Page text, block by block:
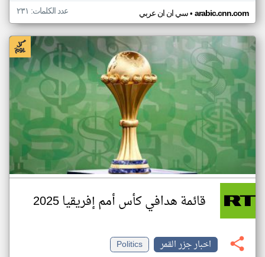
سي ان ان عربي• arabic.cnn.com عدد الكلمات: ٢٣١
قائمة هدافي كأس أمم إفريقيا 2025
اخبار جزر القمر
Politics